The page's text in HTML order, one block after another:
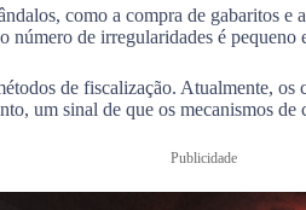
como a compra de gabaritos
de irregularidades é pequeno
de fiscalização. Atualmente,
um sinal de que os mecanismos
Publicidade